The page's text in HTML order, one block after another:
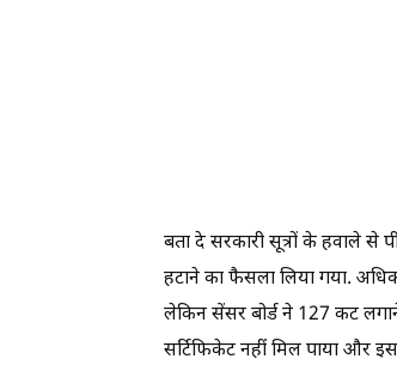
बता दे सरकारी सूत्रों के हवाले से
हटाने का फैसला लिया गया.
लेकिन सेंसर बोर्ड ने 127 कट
सर्टिफिकेट नहीं मिल पाया और